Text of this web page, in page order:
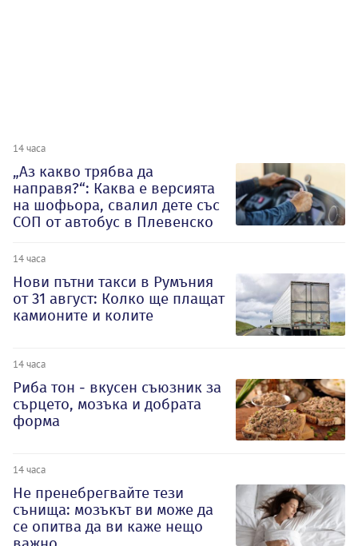
14 часа
„Аз какво трябва да
направя?“: Каква е версията
на шофьора, свалил дете със
СОП от автобус в Плевенско
14 часа
Нови пътни такси в Румъния
от 31 август: Колко ще плащат
камионите и колите
14 часа
Риба тон - вкусен съюзник за
сърцето, мозъка и добрата
форма
14 часа
Не пренебрегвайте тези
сънища: мозъкът ви може да
се опитва да ви каже нещо